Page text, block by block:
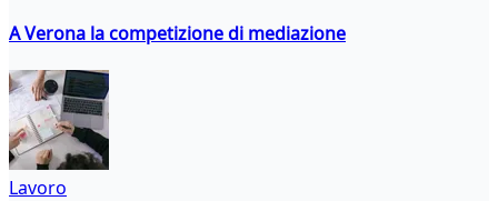
A Verona la competizione di mediazione
Lavoro